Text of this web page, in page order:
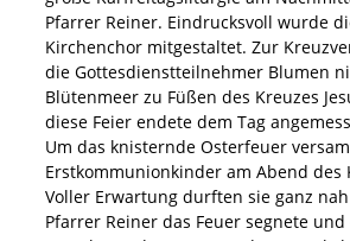
Pfarrer Reiner. Eindrucksvoll wurde
Kirchenchor mitgestaltet. Zur
die Gottesdienstteilnehmer Blumen
Blütenmeer zu Füßen des Kreuzes
diese Feier endete dem Tag
Um das knisternde Osterfeuer
Erstkommunionkinder am Abend des
Voller Erwartung durften sie ganz
Pfarrer Reiner das Feuer segnete